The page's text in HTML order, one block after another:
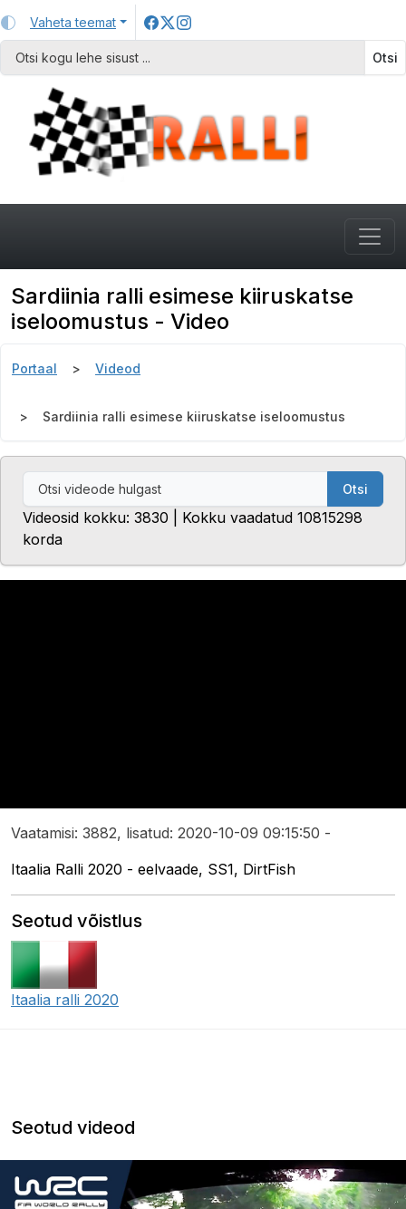
Vaheta teemat
Otsi
Sardiinia ralli esimese kiiruskatse
iseloomustus - Video
Portaal Videod
Sardiinia ralli esimese kiiruskatse iseloomustus
Otsi
Videosid kokku: 3830 | Kokku vaadatud 10815298
korda
Vaatamisi: 3882, lisatud: 2020-10-09 09:15:50 -
Itaalia Ralli 2020 - eelvaade, SS1, DirtFish
Seotud võistlus
Itaalia ralli 2020
Seotud videod